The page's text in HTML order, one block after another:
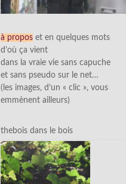
à propos et en quelques mots
d’où ça vient
dans la vraie vie sans capuche
et sans pseudo sur le net…
(les images, d’un « clic », vous
emmènent ailleurs)
thebois dans le bois